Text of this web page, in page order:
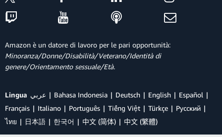
Amazon è un datore di lavoro per le pari opportunità:
Minoranza/Donne/Disabilità/Veterano/Identità di
genere/Orientamento sessuale/Età.
Lingua عربي Bahasa Indonesia Deutsch English
Español
Français
Italiano Português Tiếng Việt Türkçe
Ρусский
ไทย
日本語 한국어 中文 (简体) 中文 (繁體)